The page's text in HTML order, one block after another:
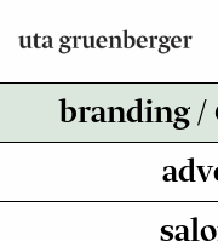
Inhalt
springen
branding /